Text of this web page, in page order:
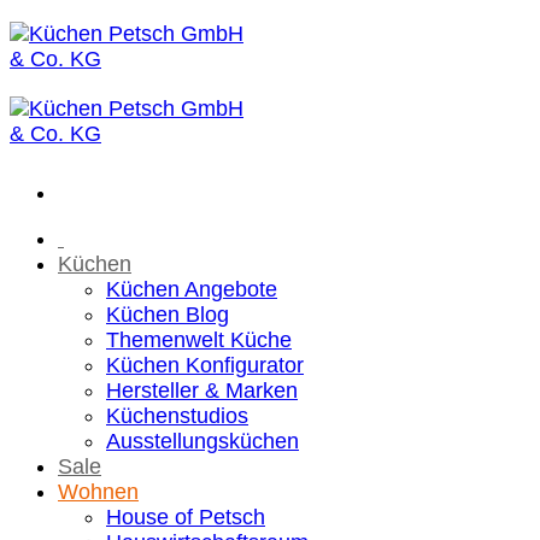
Zum
Inhalt
springen
Küchen
Küchen Angebote
Küchen Blog
Themenwelt Küche
Küchen Konfigurator
Hersteller & Marken
Küchenstudios
Ausstellungsküchen
Sale
Wohnen
House of Petsch